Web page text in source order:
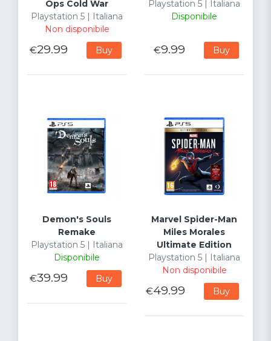
Ops Cold War
Playstation 5 | Italiana
Non disponibile
€29.99 Buy
Playstation 5 | Italiana
Disponibile
€9.99 Buy
Demon's Souls
Remake
Playstation 5 | Italiana
Disponibile
€39.99 Buy
Marvel Spider-Man
Miles Morales
Ultimate Edition
Playstation 5 | Italiana
Non disponibile
€49.99 Buy